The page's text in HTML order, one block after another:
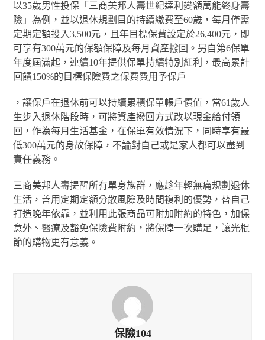
以35歲男性投保「三商美邦人壽世紀達利變額萬能終身壽
險」為例，並以退休規劃目的持續繳費至60歲，每月僅需
定期定額投入3,500元，且年目標保費設定於26,400元，即
可享有300萬元的保額保障及每月資產撥回。另自第6保單
年度屆滿起，連續10年提供保單持續特別紅利，最高累計
回饋150%的目標保險費之保費費用予保戶
，讓保戶在退休前可以持續累積保單帳戶價值，當61歲人
生步入退休階段時，可將資產撥回方式改以現金給付領
回，作為每月生活基金，在保單有效情況下，同時享有最
低300萬元的身故保障，不論對自己或是家人都可以盡到
責任義務。
三商美邦人壽提醒所有單身族群，應趁年輕無痛規劃退休
生活，善用定期定額分散風險及時間複利的優勢，替自己
打造晚年依靠，並利用此張商品可附加附約的特色，加保
意外、醫療及豁免保險費附約，將保障一次購足，讓光棍
節的購物更有意義。
保險104